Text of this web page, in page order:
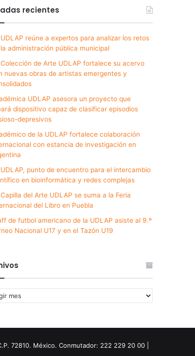
recientes
reúne a expertos para analizar los retos
administración pública municipal
de Arte UDLAP fortalece su acervo
nuevas obras de artistas emergentes y
UDLAP asesora un proyecto que
dispositivo capaz de clasificar episodios
depresivos
de la UDLAP fortalece colaboración
con estancia de investigación en
punto de encuentro para el intercambio
en bioinformática y redes complejas
del Arte UDLAP se suma a la Feria
del Libro en Puebla
de futbol americano de la UDLAP asiste al 9.º
Nacional U17 y en el Tazón U19
72810. México. Conmutador: 222 229 20 00 |